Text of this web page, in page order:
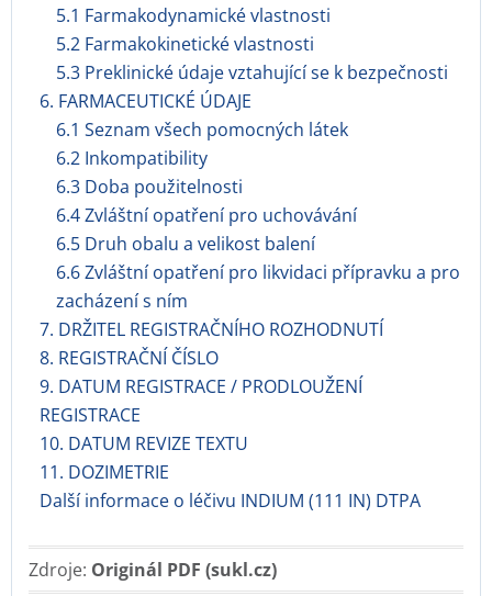
5.1 Farmakodynamické vlastnosti
5.2 Farmakokinetické vlastnosti
5.3 Preklinické údaje vztahující se k bezpečnosti
6. FARMACEUTICKÉ ÚDAJE
6.1 Seznam všech pomocných látek
6.2 Inkompatibility
6.3 Doba použitelnosti
6.4 Zvláštní opatření pro uchovávání
6.5 Druh obalu a velikost balení
6.6 Zvláštní opatření pro likvidaci přípravku a pro
zacházení s ním
7. DRŽITEL REGISTRAČNÍHO ROZHODNUTÍ
8. REGISTRAČNÍ ČÍSLO
9. DATUM REGISTRACE / PRODLOUŽENÍ
REGISTRACE
10. DATUM REVIZE TEXTU
11. DOZIMETRIE
Další informace o léčivu INDIUM (111 IN) DTPA
Zdroje: Originál PDF (sukl.cz)